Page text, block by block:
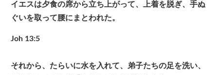
イエスは夕食の席から立ち上がって、上着を脱ぎ、手ぬ
ぐいを取って腰にまとわれた。
Joh 13:5
それから、たらいに水を入れて、弟子たちの足を洗い、